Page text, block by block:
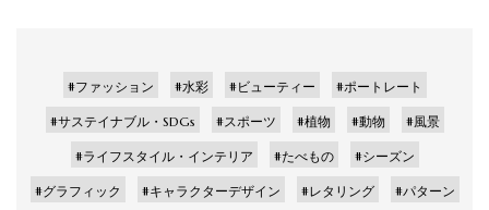
#ファッション #水彩 #ビューティー #ポートレート
#サステイナブル・SDGs #スポーツ #植物 #動物 #風景
#ライフスタイル・インテリア #たべもの #シーズン
#グラフィック #キャラクターデザイン #レタリング #パターン